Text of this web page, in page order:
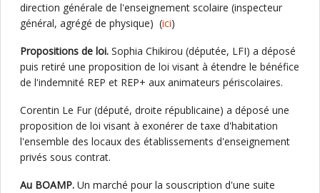
direction générale de l'enseignement scolaire (inspecteur
général, agrégé de physique) (ici)
Propositions de loi. Sophia Chikirou (députée, LFI) a déposé
puis retiré une proposition de loi visant à étendre le bénéfice
de l'indemnité REP et REP+ aux animateurs périscolaires.
Corentin Le Fur (député, droite républicaine) a déposé une
proposition de loi visant à exonérer de taxe d'habitation
l'ensemble des locaux des établissements d'enseignement
privés sous contrat.
Au BOAMP. Un marché pour la souscription d'une suite